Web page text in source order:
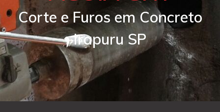
Corte e Furos em Concreto
Irapuru SP